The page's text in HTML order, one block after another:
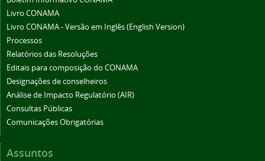
Livro CONAMA
Livro CONAMA - Versão em Inglês (English Version)
Processos
Relatórios das Resoluções
Editais para composição do CONAMA
Designações de conselheiros
Análise de Impacto Regulatório (AIR)
Consultas Públicas
Comunicações Obrigatórias
Assuntos